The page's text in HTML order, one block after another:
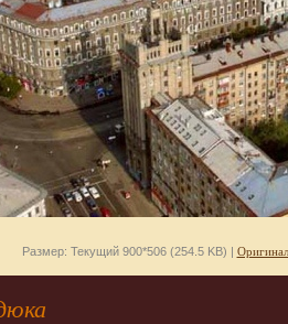
Размер: Текущий 900*506 (254.5 KB) |